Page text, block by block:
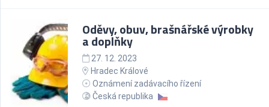
Oděvy, obuv, brašnářské výrobky
a doplňky
27. 12. 2023
Hradec Králové
Oznámení zadávacího řízení
Česká republika